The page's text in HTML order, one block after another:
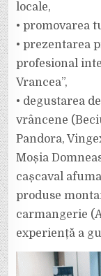
locale,
• promovarea
• prezentarea
profesional
Vrancea”,
• degustarea
vrâncene
Pandora,
Moșia
cașcaval
produse
carmangerie
experiență a